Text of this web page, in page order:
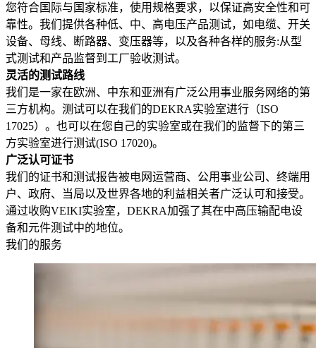
您符合国际与国家标准，使用规格要求，以保证高安全性和可
靠性。我们提供各种低、中、高电压产品测试，如电缆、开关
设备、母线、断路器、变压器等，以及各种各样的服务:从型
式测试和产品监督到工厂验收测试。
灵活的测试路线
我们是一家在欧洲、中东和亚洲有广泛公用事业服务网络的第
三方机构。测试可以在我们的DEKRA实验室进行（ISO
17025）。也可以在您自己的实验室或在我们的监督下的第三
方实验室进行测试(ISO 17020)。
广泛认可证书
我们的证书和测试报告被电网运营商、公用事业公司、终端用
户、政府、当局以及世界各地的利益相关者广泛认可和接受。
通过收购VEIKI实验室，DEKRA加强了其在中高压输配电设
备和元件测试中的地位。
我们的服务